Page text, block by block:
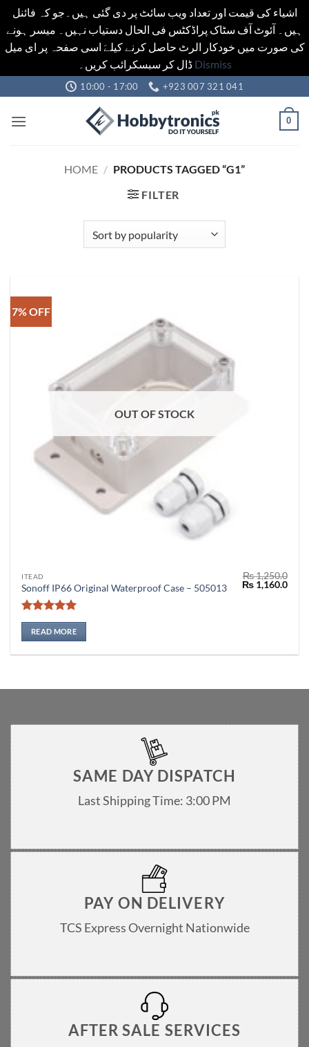
اشیاء کی قیمت اور تعداد ویب سائٹ پر دی گئی ہیں۔جو کہ فائنل
ہیں۔ آئوٹ آف سٹاک پراڈکٹس فی الحال دستیاب نہیں۔ میسر ہونے
کی صورت میں خودکار الرٹ حاصل کرنے کیلےَ اسی صفحہ پر ای میل
ڈال کر سبسکرائب کریں۔ Dismiss
to
content
10:00 - 17:00 +923 007 321 041
0
HOME / PRODUCTS TAGGED “G1”
FILTER
7% OFF
OUT OF STOCK
ITEAD
Sonoff IP66 Original Waterproof Case – 505013
Rated5
out of 5
₨1,250.0
Original
price
₨1,160.0
READ MORE
SAME DAY DISPATCH
Last Shipping Time: 3:00 PM
PAY ON DELIVERY
TCS Express Overnight Nationwide
AFTER SALE SERVICES